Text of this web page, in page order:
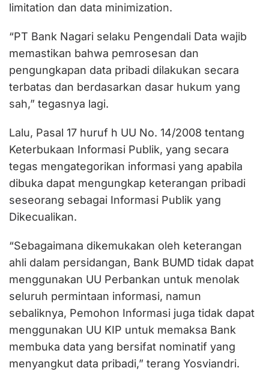
limitation dan data minimization.
“PT Bank Nagari selaku Pengendali Data wajib
memastikan bahwa pemrosesan dan
pengungkapan data pribadi dilakukan secara
terbatas dan berdasarkan dasar hukum yang
sah,” tegasnya lagi.
Lalu, Pasal 17 huruf h UU No. 14/2008 tentang
Keterbukaan Informasi Publik, yang secara
tegas mengategorikan informasi yang apabila
dibuka dapat mengungkap keterangan pribadi
seseorang sebagai Informasi Publik yang
Dikecualikan.
“Sebagaimana dikemukakan oleh keterangan
ahli dalam persidangan, Bank BUMD tidak dapat
menggunakan UU Perbankan untuk menolak
seluruh permintaan informasi, namun
sebaliknya, Pemohon Informasi juga tidak dapat
menggunakan UU KIP untuk memaksa Bank
membuka data yang bersifat nominatif yang
menyangkut data pribadi,” terang Yosviandri.